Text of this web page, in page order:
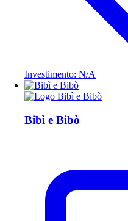
Investimento: N/A
Bibì e Bibò